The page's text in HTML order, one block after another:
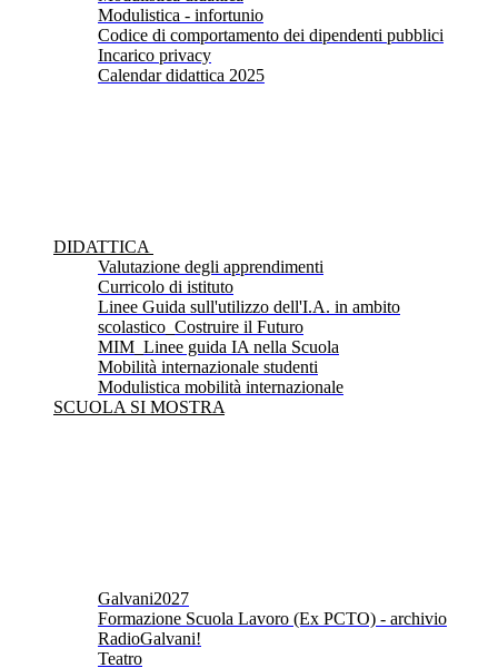
Modulistica - infortunio
Codice di comportamento dei dipendenti pubblici
Incarico privacy
Calendar didattica 2025
DIDATTICA
Valutazione degli apprendimenti
Curricolo di istituto
Linee Guida sull'utilizzo dell'I.A. in ambito
scolastico_Costruire il Futuro
MIM_Linee guida IA nella Scuola
Mobilità internazionale studenti
Modulistica mobilità internazionale
SCUOLA SI MOSTRA
Galvani2027
Formazione Scuola Lavoro (Ex PCTO) - archivio
RadioGalvani!
Teatro